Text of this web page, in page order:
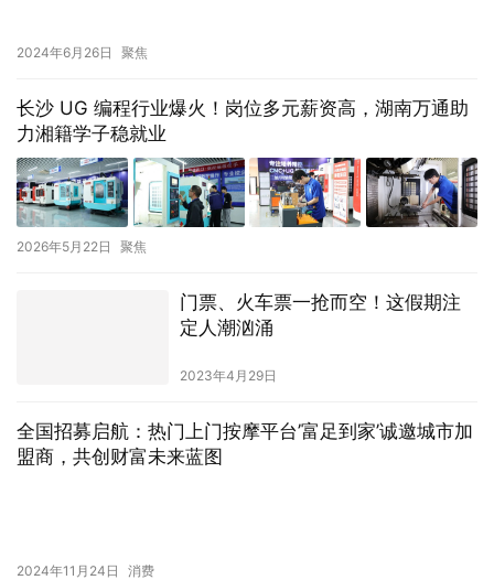
2024年6月26日 聚焦
长沙 UG 编程行业爆火！岗位多元薪资高，湖南万通助
力湘籍学子稳就业
2026年5月22日 聚焦
门票、火车票一抢而空！这假期注
定人潮汹涌
2023年4月29日
全国招募启航：热门上门按摩平台’富足到家’诚邀城市加
盟商，共创财富未来蓝图
2024年11月24日 消费